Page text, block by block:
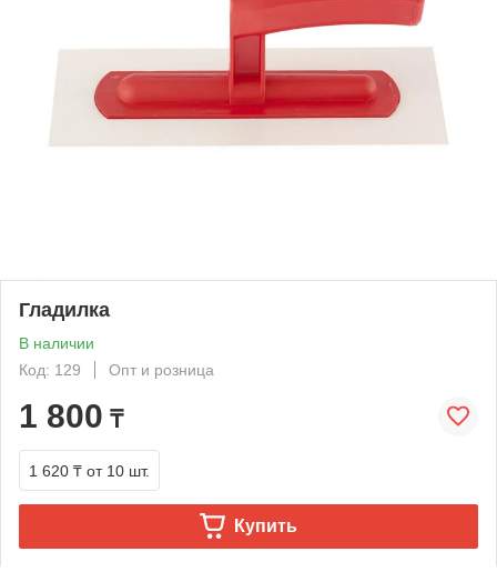
Гладилка
В наличии
Код: 129
Опт и розница
1 800 ₸
1 620 ₸ от 10 шт.
Купить